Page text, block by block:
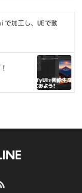
加工し、UEで動